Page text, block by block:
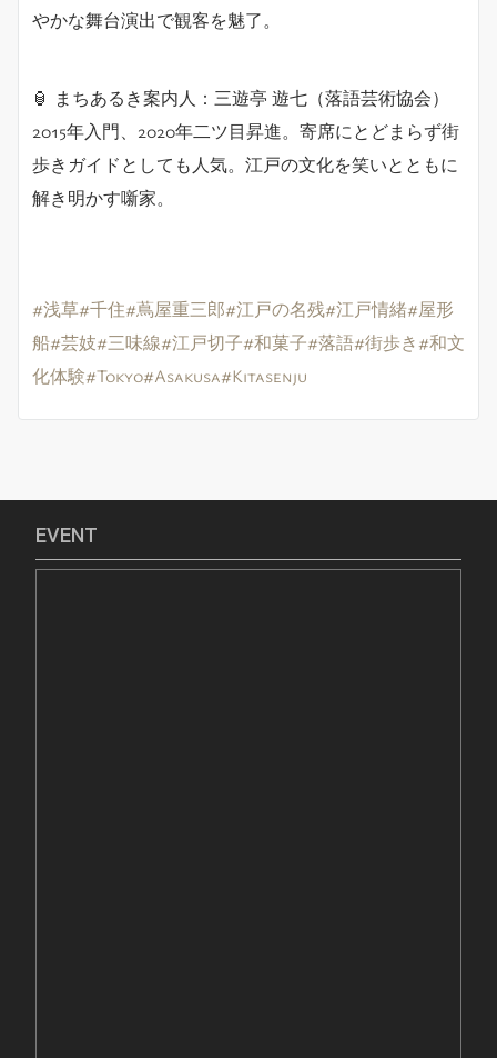
やかな舞台演出で観客を魅了。
🏮 まちあるき案内人：三遊亭 遊七（落語芸術協会）
2015年入門、2020年二ツ目昇進。寄席にとどまらず街
歩きガイドとしても人気。江戸の文化を笑いとともに
解き明かす噺家。
#浅草#千住#蔦屋重三郎#江戸の名残#江戸情緒#屋形
船#芸妓#三味線#江戸切子#和菓子#落語#街歩き#和文
化体験#Tokyo#Asakusa#Kitasenju
EVENT